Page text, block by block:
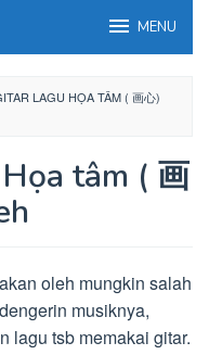
MENU
LAGU HỌA TÂM ( 画心)
tâm ( 画
oleh mungkin salah
musiknya,
lagu tsb memakai gitar.